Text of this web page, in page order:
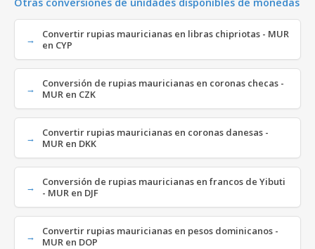
Convertir rupias mauricianas en libras chipriotas - MUR
en CYP
Conversión de rupias mauricianas en coronas checas -
MUR en CZK
Convertir rupias mauricianas en coronas danesas -
MUR en DKK
Conversión de rupias mauricianas en francos de Yibuti
- MUR en DJF
Convertir rupias mauricianas en pesos dominicanos -
MUR en DOP